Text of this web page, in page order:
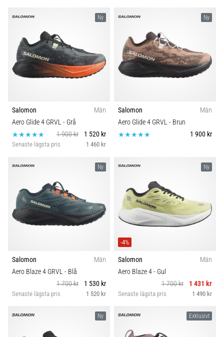
Ny
Salomon
Män
Aero Glide 4 GRVL - Grå
1 900 kr
1 520 kr
Senaste lägsta pris 1 460 kr
Ny
Salomon
Män
Aero Glide 4 GRVL - Brun
1 900 kr
Ny
Salomon
Män
Aero Blaze 4 GRVL - Blå
1 700 kr
1 530 kr
Senaste lägsta pris 1 520 kr
Ny
-4%
Salomon
Män
Aero Blaze 4- Gul
1 700 kr
1 431 kr
Senaste lägsta pris 1 490 kr
Ny Exklusivt